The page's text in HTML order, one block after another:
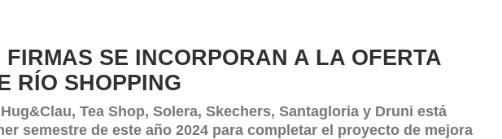
FIRMAS SE INCORPORAN A LA OFERTA
RÍO SHOPPING
Tea Shop, Solera, Skechers, Santagloria y Druni está
semestre de este año 2024 para completar el proyecto de mejora